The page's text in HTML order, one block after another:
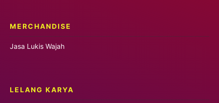
MERCHANDISE
Jasa Lukis Wajah
LELANG KARYA